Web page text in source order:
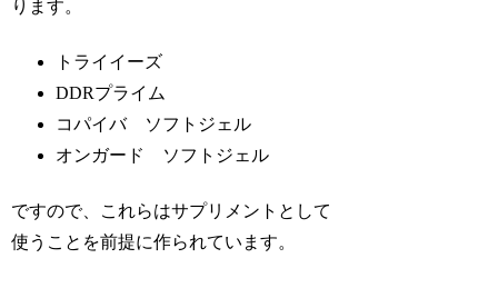
ります。
トライイーズ
DDRプライム
コパイバ ソフトジェル
オンガード ソフトジェル
ですので、これらはサプリメントとして
使うことを前提に作られています。